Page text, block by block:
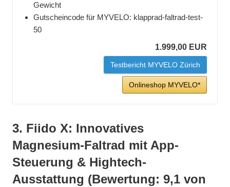
Gewicht
Gutscheincode für MYVELO: klapprad-faltrad-test-
50
1.999,00 EUR
Testbericht MYVELO Zürich
Onlineshop MYVELO*
3. Fiido X: Innovatives
Magnesium-Faltrad mit App-
Steuerung & Hightech-
Ausstattung (Bewertung: 9,1 von